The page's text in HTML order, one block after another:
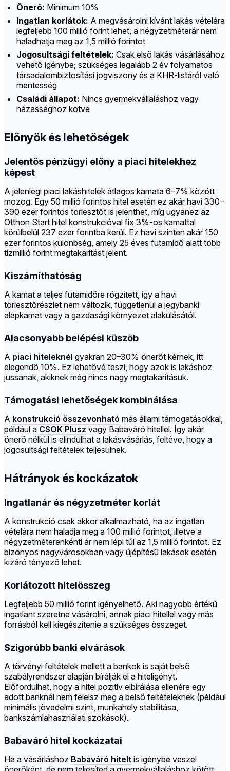
Önerő: Minimum 10%
Ingatlan korlátok: A megvásárolni kívánt lakás vételára
legfeljebb 100 millió forint lehet, a négyzetméterár nem
haladhatja meg az 1,5 millió forintot
Jogosultsági feltételek: Csak első lakás vásárlásához
vehető igénybe; szükséges legalább 2 év folyamatos
társadalombiztosítási jogviszony és a KHR-listáról való
mentesség
Családi állapot: Nincs gyermekvállaláshoz vagy
házassághoz kötve
Előnyök és lehetőségek
Jelentős pénzügyi előny a piaci hitelekhez
képest
A jelenlegi piaci lakáshitelek átlagos kamata 6–7% között
mozog. Egy 50 millió forintos hitel esetén ez akár havi 330–
390 ezer forintos törlesztőt is jelenthet, míg ugyanez az
Otthon Start hitel konstrukcióval fix 3%-os kamattal
körülbelül 237 ezer forintba kerül. Ez havi szinten akár 150
ezer forintos különbség, amely 25 éves futamidő alatt több
tízmillió forint megtakarítást jelent.
Kiszámíthatóság
A kamat a teljes futamidőre rögzített, így a havi
törlesztőrészlet nem változik, függetlenül a jegybanki
alapkamat vagy a gazdasági környezet alakulásától.
Alacsonyabb belépési küszöb
A piaci hiteleknél gyakran 20–30% önerőt kérnek, itt
elegendő 10%. Ez lehetővé teszi, hogy azok is lakáshoz
jussanak, akiknek még nincs nagy megtakarításuk.
Támogatási lehetőségek kombinálása
A konstrukció összevonható más állami támogatásokkal,
például a CSOK Plusz vagy Babaváró hitellel. Így akár
önerő nélkül is elindulhat a lakásvásárlás, feltéve, hogy a
jogosultsági feltételek teljesülnek.
Hátrányok és kockázatok
Ingatlanár és négyzetméter korlát
A konstrukció csak akkor alkalmazható, ha az ingatlan
vételára nem haladja meg a 100 millió forintot, illetve a
négyzetméterenkénti ár nem lépi túl az 1,5 millió forintot. Ez
bizonyos nagyvárosokban vagy újépítésű lakások esetén
kizáró tényező lehet.
Korlátozott hitelösszeg
Legfeljebb 50 millió forint igényelhető. Aki nagyobb értékű
ingatlant szeretne vásárolni, annak piaci hitellel vagy más
forrásból kell kiegészítenie a szükséges összeget.
Szigorúbb banki elvárások
A törvényi feltételek mellett a bankok is saját belső
szabályrendszer alapján bírálják el a hiteligényt.
Előfordulhat, hogy a hitel pozitív elbírálása ellenére egy
adott banknál nem felelsz meg a belső feltételeknek (például
minimális jövedelmi szint, munkahely stabilitása,
bankszámlahasználati szokások).
Babaváró hitel kockázatai
Ha a vásárláshoz Babaváró hitelt is igénybe veszel